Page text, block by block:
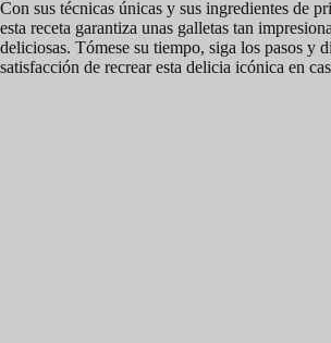
Con sus técnicas únicas y sus ingredientes de
esta receta garantiza unas galletas tan
deliciosas. Tómese su tiempo, siga los pasos y
satisfacción de recrear esta delicia icónica en